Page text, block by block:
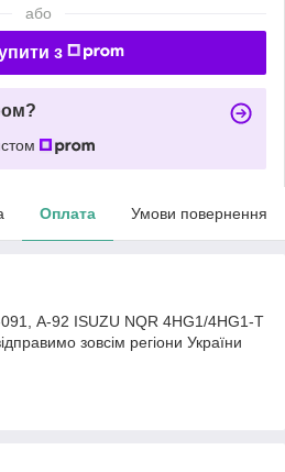
або
з
Оплата Умови повернення
А-92 ISUZU NQR 4HG1/4HG1-T
зовсім регіони України